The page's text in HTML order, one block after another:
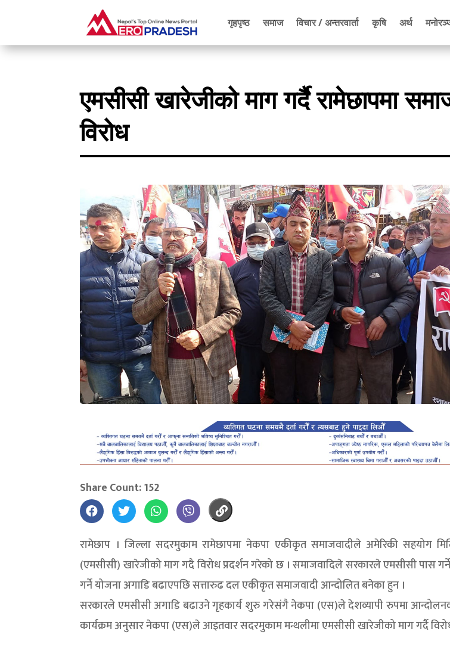
गृहपृष्ठ समाज विचार / अन्तरवार्ता कृषि अर्थ
एमसीसी खारेजीको माग गर्दै रामेछापमा
विरोध
Share Count: 152
रामेछाप । जिल्ला सदरमुकाम रामेछापमा नेकपा एकीकृत समाजवादीले अमेरिकी सहयोग
(एमसीसी) खारेजीको माग गदै विरोध प्रदर्शन गरेको छ । समाजवादिले सरकारले एमसीसी पास
गर्ने योजना अगाडि बढाएपछि सत्तारुढ दल एकीकृत समाजवादी आन्दोलित बनेका हुन ।
सरकारले एमसीसी अगाडि बढाउने गृहकार्य शुरु गरेसंगै नेकपा (एस)ले देशव्यापी रुपमा
कार्यक्रम अनुसार नेकपा (एस)ले आइतवार सदरमुकाम मन्थलीमा एमसीसी खारेजीको माग गर्दै विरोध